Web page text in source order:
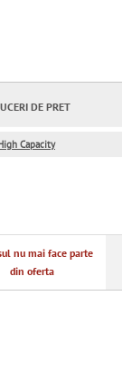
DE PRET
Capacity
nu mai face parte
din oferta